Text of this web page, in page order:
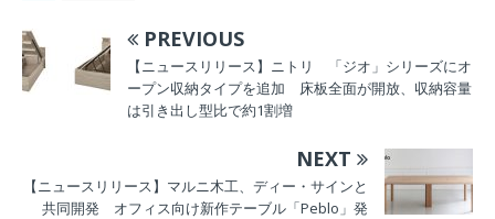
メトロポリス）」
を発売開始
レドールン氏来日
に合わせ秋の新作
を披露 東京・大
阪でコントラクト
PREVIOUS
【ニュースリリース】ニトリ 「ジオ」シリーズにオ
ープン収納タイプを追加 床板全面が開放、収納容量
は引き出し型比で約1割増
NEXT
【ニュースリリース】マルニ木工、ディー・サインと
共同開発 オフィス向け新作テーブル「Peblo」発